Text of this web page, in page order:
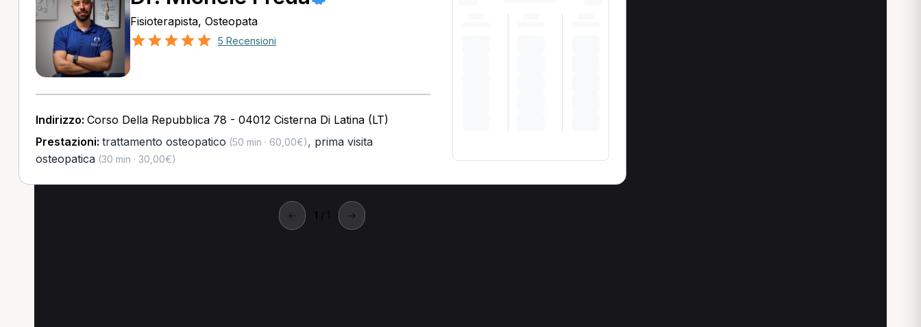
Fisioterapista, Osteopata
5 Recensioni
Indirizzo: Corso Della Repubblica 78 - 04012 Cisterna Di Latina (LT)
Prestazioni: trattamento osteopatico (50 min · 60,00€), prima visita
osteopatica(30 min · 30,00€)
← 1 / 1 →